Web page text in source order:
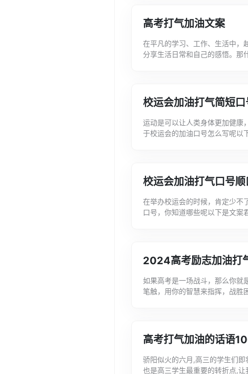
高考打气加油文案
在平凡的学习、工作、生活中，
分享生活日常和自己的感悟。那
校运会加油打气简短口
运动是可以让人类身体更加健康
于校运会的加油口号怎么写呢以
校运会加油打气口号顺
在举办校运会的时候，肯定少不
口号，你知道哪些呢以下是文案
2024高考励志加油打
如果高考是一场战斗，那么你就
笔触，用你的智慧来指挥，战胜
高考打气加油的话语
骄阳似火的六月,高三的学生们
也是高三学生最重要的转折点,